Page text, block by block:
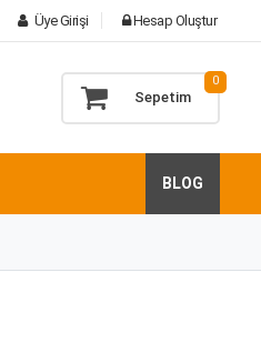
Üye Girişi Hesap Oluştur
Sepetim
0
BLOG